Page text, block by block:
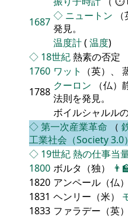
1687 ◇ ニュートン
発見。
温度計( 温度)
◇ 18世紀熱素の否定
1760 ワット
（英）、
1788 クーロン （仏
法則を発見。
ボイルシャルル
◇第一次産業革命 （
工業社会（Society 3.0）
◇ 19世紀熱の仕事当
1800 ボルタ（独）
1820 アンペール（仏
1831 ヘンリー（米）
1833 ファラデー（英）